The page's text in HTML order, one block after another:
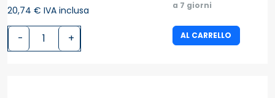
20,74 € IVA inclusa
- +
a 7 giorni
AL CARRELLO